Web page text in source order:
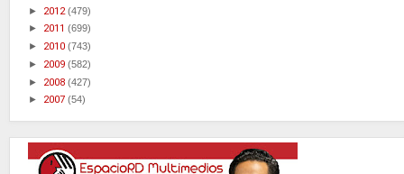
► 2012(479)
► 2011 (699)
► 2010 (743)
► 2009 (582)
► 2008 (427)
► 2007 (54)